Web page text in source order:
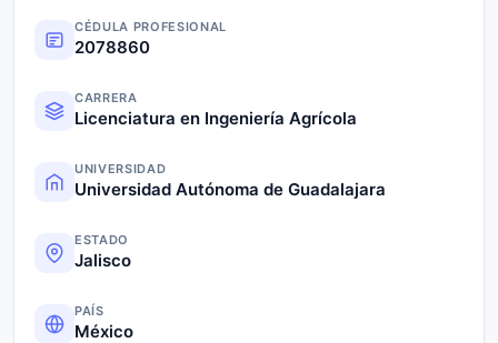
CÉDULA PROFESIONAL
2078860
CARRERA
Licenciatura en Ingeniería Agrícola
UNIVERSIDAD
Universidad Autónoma de Guadalajara
ESTADO
Jalisco
PAÍS
México